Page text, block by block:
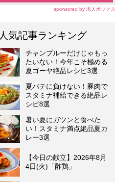
sponsored by 求人ボックス
人気記事ランキング
チャンプルーだけじゃもっ
たいない！今年こそ極める
夏ゴーヤ絶品レシピ3選
夏バテに負けない！豚肉で
スタミナ補給できる絶品レ
シピ8選
暑い夏にガツンと食べた
い！スタミナ満点絶品夏カ
レー3選
【今日の献立】2026年8月
4日(火)「酢鶏」